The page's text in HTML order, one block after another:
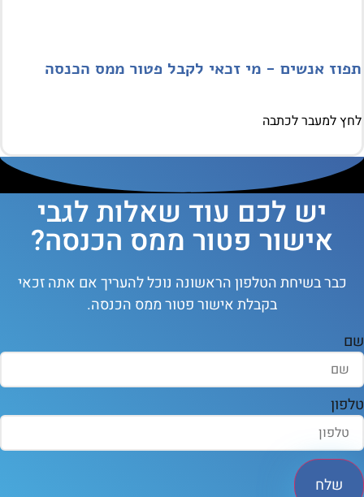
אנשים - מי זכאי לקבל פטור ממס הכנסה
למעבר לכתבה
יש לכם עוד שאלות לגבי
אישור פטור ממס הכנסה?
כבר בשיחת הטלפון הראשונה נוכל להעריך אם אתה זכאי
בקבלת אישור פטור ממס הכנסה.
שלח